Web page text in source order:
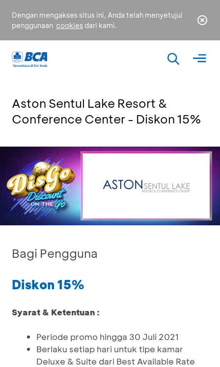
Dengan mengakses situs ini, Anda telah menyetujui
penggunaan cookies dari kami.
Aston Sentul Lake Resort &
Conference Center - Diskon 15%
Bagi Pengguna
Diskon 15%
Syarat & Ketentuan :
Periode promo hingga 30 Juli 2021
Berlaku setiap hari untuk tipe kamar
Deluxe & Suite dari Best Available Rate